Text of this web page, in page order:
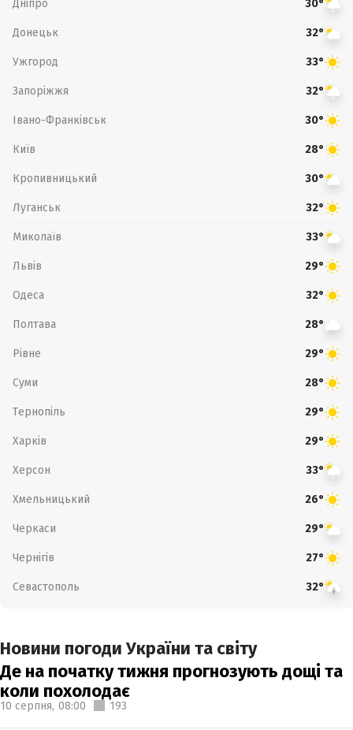
Дніпро 30°
Донецьк 32°
Ужгород 33°
Запоріжжя 32°
Івано-Франківськ 30°
Київ 28°
Кропивницький 30°
Луганськ 32°
Миколаїв 33°
Львів 29°
Одеса 32°
Полтава 28°
Рівне 29°
Суми 28°
Тернопіль 29°
Харків 29°
Херсон 33°
Хмельницький 26°
Черкаси 29°
Чернігів 27°
Севастополь 32°
Новини погоди України та світу
Де на початку тижня прогнозують дощі та
коли похолодає
10 серпня, 08:00 193